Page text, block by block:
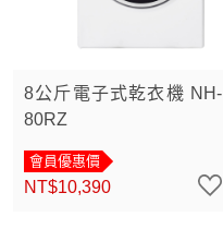
8公斤電子式乾衣機 NH-
80RZ
會員優惠價
NT$10,390